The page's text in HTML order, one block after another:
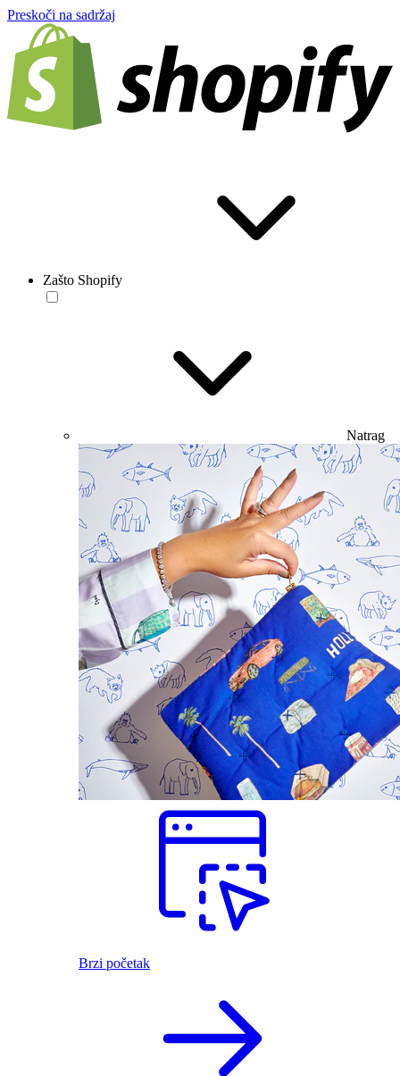
Preskoči na sadržaj
Zašto Shopify
Natrag
Brzi početak